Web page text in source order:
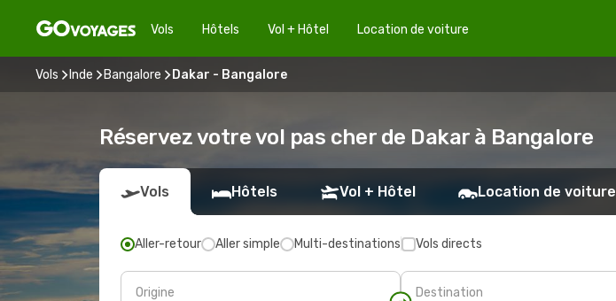
Vols Hôtels Vol + Hôtel Location de voiture
Vols Inde Bangalore Dakar - Bangalore
Réservez votre vol pas cher de Dakar à Bangalore
Vols Hôtels Vol + Hôtel Location de voiture
Aller-retour Aller simple Multi-destinations Vols directs
Origine Destination